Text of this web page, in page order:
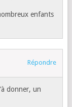
enfants
Répondre
donner, un